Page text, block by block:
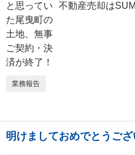
不動産売却は
業務報告
明けましておめでとうござ